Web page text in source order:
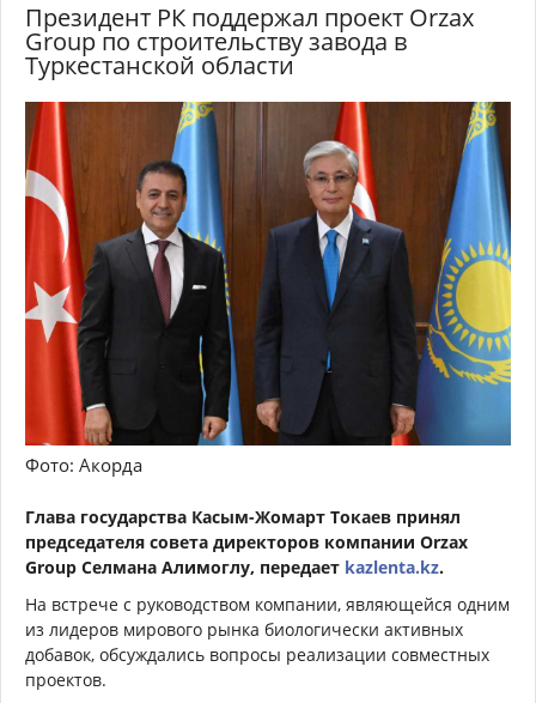
Президент РК поддержал проект Orzax
Group по строительству завода в
Туркестанской области
Фото: Акорда
Глава государства Касым-Жомарт Токаев принял
председателя совета директоров компании Orzax
Group Селмана Алимоглу, передает kazlenta.kz.
На встрече с руководством компании, являющейся одним
из лидеров мирового рынка биологически активных
добавок, обсуждались вопросы реализации совместных
проектов.